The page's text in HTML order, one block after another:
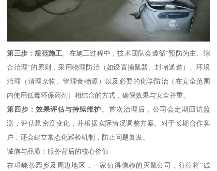
第三步：规范施工。在施工过程中，技术团队会遵循“预防为主、综
合治理”的原则，采用物理防治（如设置捕鼠器、封堵通道）、环境
治理（清理杂物、管理食物源）以及必要的化学防治（在安全范围
内使用低毒环保药剂）相结合的方式，确保效果与安全并重。
第四步：效果评估与持续维护 。首次治理后，公司会定期回访监
测，评估鼠密度变化，并根据实际情况调整方案。对于长期合作客
户，还会建立常态化巡检机制，防止问题复发。
诚信与品质：服务背后的核心价值
在邛崃茶园乡及周边地区，一家值得信赖的灭鼠公司，往往将“诚